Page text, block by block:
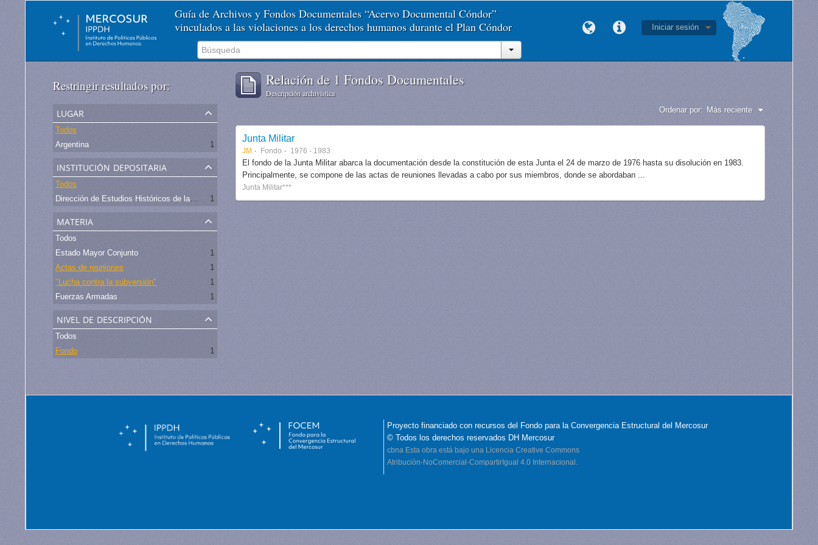
Guía de Archivos y Fondos Documentales “Acervo Documental Cóndor”
vinculados a las violaciones a los derechos humanos durante el Plan Cóndor
Iniciar sesión
Restringir resultados por:
lugar
Todos
Argentina
1
institución depositaria
Todos
Dirección de Estudios Históricos de la Fuerza Aérea
1
materia
Todos
Estado Mayor Conjunto
1
Actas de reuniones
1
"Lucha contra la subversión"
1
Fuerzas Armadas
1
nivel de descripción
Todos
Fondo
1
Relación de 1 Fondos Documentales
Descripción archivística
Ordenar por: Más reciente
Junta Militar
JM Fondo 1976 - 1983
El fondo de la Junta Militar abarca la documentación desde la constitución de esta Junta el 24 de marzo de 1976 hasta su disolución en 1983.
Principalmente, se compone de las actas de reuniones llevadas a cabo por sus miembros, donde se abordaban ...
Junta Militar***
Proyecto financiado con recursos del Fondo para la Convergencia Estructural del Mercosur
© Todos los derechos reservados DH Mercosur
cbna Esta obra está bajo una Licencia Creative Commons
Atribución-NoComercial-CompartirIgual 4.0 Internacional.